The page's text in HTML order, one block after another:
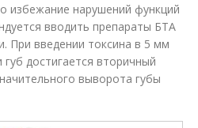
избежание нарушений функций
вводить препараты БТА
При введении токсина в 5 мм
достигается вторичный
выворота губы